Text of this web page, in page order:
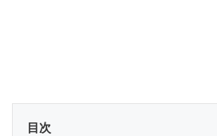
目次